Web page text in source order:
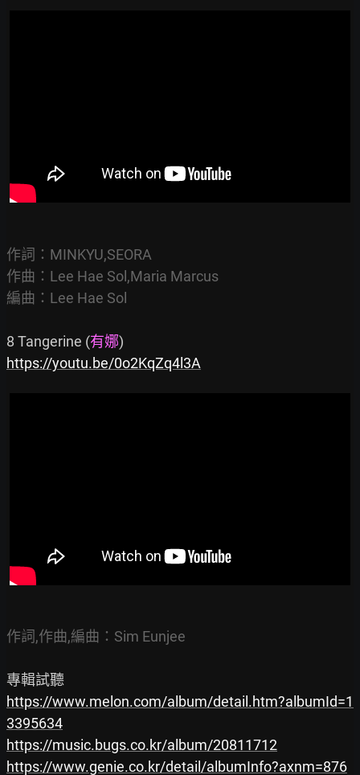
作詞：MINKYU,SEORA
作曲：Lee Hae Sol,Maria Marcus
編曲：Lee Hae Sol
8 Tangerine (有娜
https://youtu.be/0o2KqZq4l3A
作詞,作曲,編曲：Sim Eunjee
https://www.melon.com/album/detail.htm?albumId=1
3395634
https://music.bugs.co.kr/album/20811712
https://www.genie.co.kr/detail/albumInfo?axnm=876